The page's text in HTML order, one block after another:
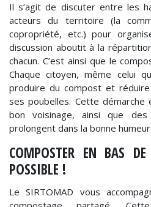
Il s’agit de discuter entre les
acteurs du territoire (la
copropriété, etc.) pour
discussion aboutit à la
chacun. C’est ainsi que le
Chaque citoyen, même celui
produire du compost et
ses poubelles. Cette
bon voisinage, ainsi que des
prolongent dans la bonne
COMPOSTER EN BAS
POSSIBLE !
Le SIRTOMAD vous